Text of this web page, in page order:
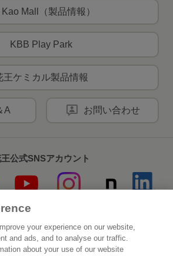
Kao Mall（製品情報）
KBB Play Park
王ケミカル製品情報
A お問い合わせ
公式SNSアカウント
花王について
イノベーション
your experience on our website,
and ads, and to analyse our traffic.
about your use of our website